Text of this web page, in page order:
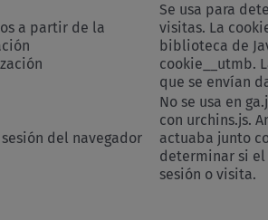
a partir de la
Se usa para
visitas. La
biblioteca de
cookie__utmb.
que se envían
del navegador
No se usa en
con urchins.js.
actuaba junto
determinar si el
sesión o visita.